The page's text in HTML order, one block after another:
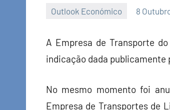
Outlook Económico 8
Finanças
A Empresa de Transporte
indicação dada publicamente
No mesmo momento foi
Empresa de Transportes de